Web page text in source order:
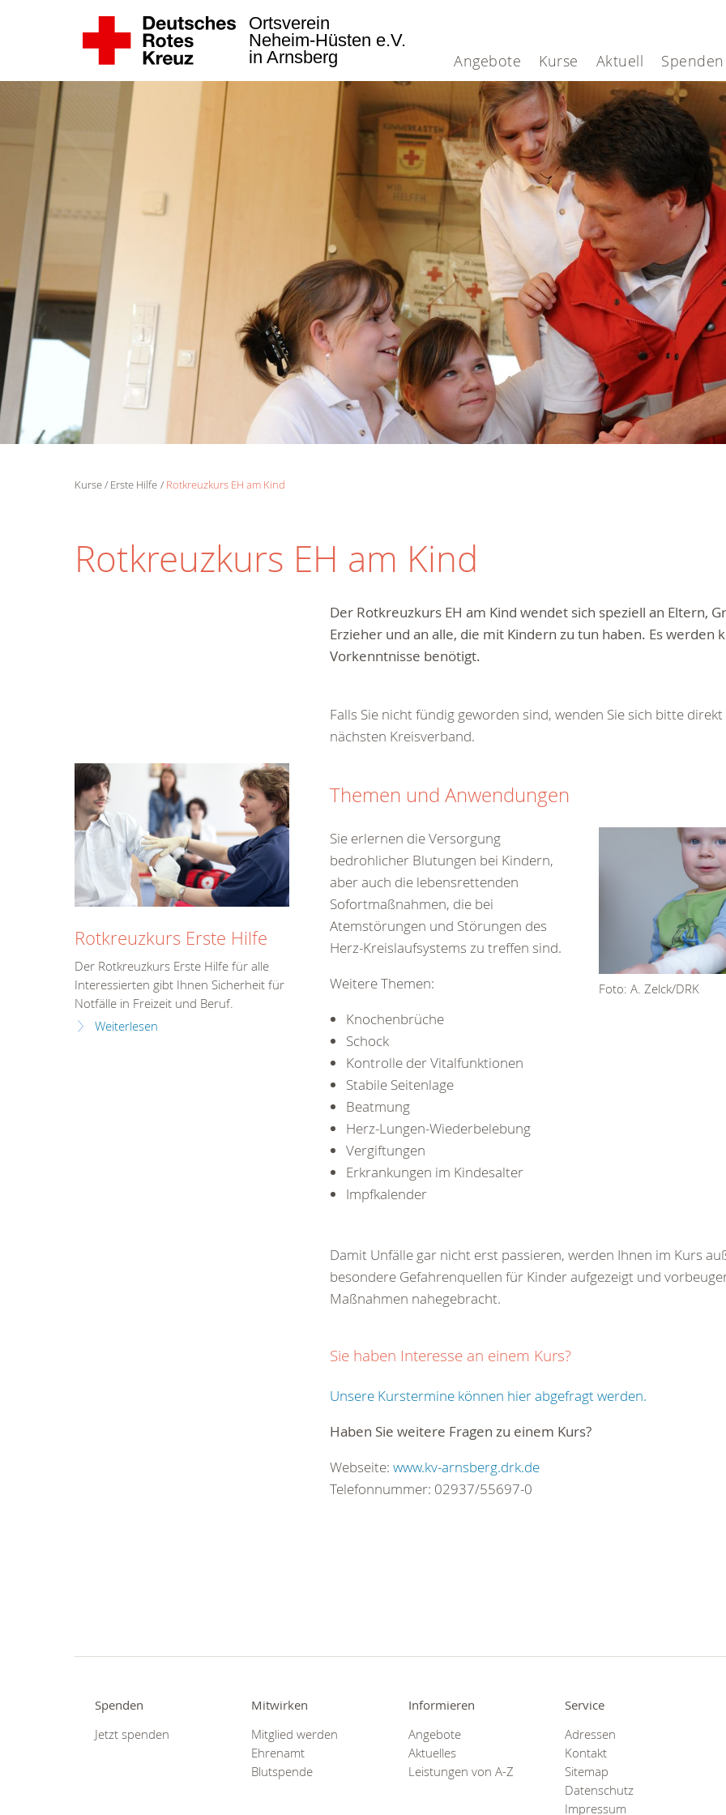
Angebote Kurse Aktuell Spenden
Ortsverein
Neheim-Hüsten e.V.
in Arnsberg
Kurse Erste Hilfe Rotkreuzkurs EH am Kind
Rotkreuzkurs EH am Kind
Der Rotkreuzkurs EH am Kind wendet sich speziell an Eltern,
Erzieher und an alle, die mit Kindern zu tun haben. Es werden
Vorkenntnisse benötigt.
Falls Sie nicht fündig geworden sind, wenden Sie sich bitte
nächsten Kreisverband.
Themen und Anwendungen
Foto: A. Zelck/DRK
Sie erlernen die Versorgung
bedrohlicher Blutungen bei Kindern,
aber auch die lebensrettenden
Sofortmaßnahmen, die bei
Atemstörungen und Störungen des
Herz-Kreislaufsystems zu treffen sind.
Weitere Themen:
Knochenbrüche
Schock
Kontrolle der Vitalfunktionen
Stabile Seitenlage
Beatmung
Herz-Lungen-Wiederbelebung
Vergiftungen
Erkrankungen im Kindesalter
Impfkalender
Damit Unfälle gar nicht erst passieren, werden Ihnen im Kurs
besondere Gefahrenquellen für Kinder aufgezeigt und
Maßnahmen nahegebracht.
Sie haben Interesse an einem Kurs?
Unsere Kurstermine können hier abgefragt werden.
Haben Sie weitere Fragen zu einem Kurs?
Webseite: www.kv-arnsberg.drk.de
Telefonnummer: 02937/55697-0
Rotkreuzkurs Erste Hilfe
Der Rotkreuzkurs Erste Hilfe für alle
Interessierten gibt Ihnen Sicherheit für
Notfälle in Freizeit und Beruf.
Weiterlesen
Spenden
Jetzt spenden
Mitwirken
Mitglied werden
Ehrenamt
Blutspende
Informieren
Angebote
Aktuelles
Leistungen von A-Z
Service
Adressen
Kontakt
Sitemap
Datenschutz
Impressum